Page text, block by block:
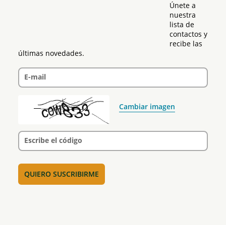
Únete a
nuestra
lista de
contactos y
recibe las
últimas novedades.
E-mail
Cambiar imagen
Escribe el código